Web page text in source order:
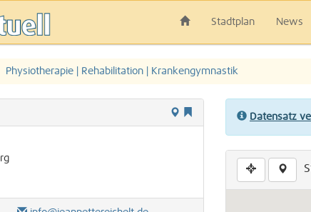
Stadtplan News
Physiotherapie | Rehabilitation | Krankengymnastik
Datensatz